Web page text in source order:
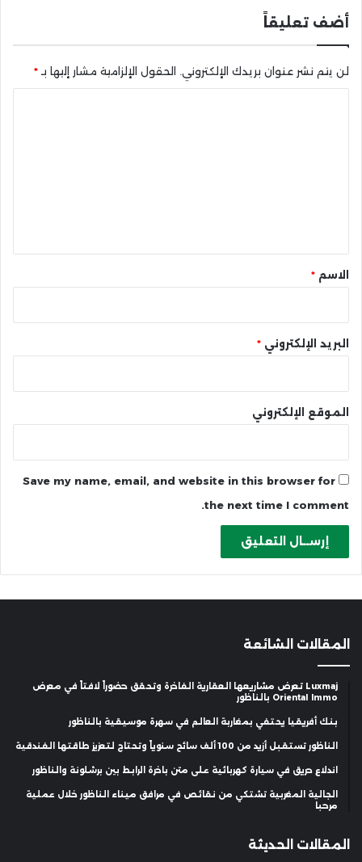
أضف تعليقاً
لن يتم نشر عنوان بريدك الإلكتروني. الحقول الإلزامية مشار إليها بـ *
* الاسم *
البريد الإلكتروني *
الموقع الإلكتروني
Save my name, email, and website in this browser for
the next time I comment.
المقالات الشائعة
Luxmaj تعرض مشاريعها العقارية الفاخرة وتحقق حضوراً لافتاً في معرض
Oriental Immo بالناظور
بنك أفريقيا يحتفي بمغاربة العالم في سهرة موسيقية بالناظور
الناظور تستقبل أزيد من 100 ألف سائح سنوياً وتحتاج لتعزيز طاقتها الفندقية
اندلاع حريق في سيارة كهربائية على متن باخرة الرابط بين برشلونة والناظور
الجالية المغربية تشتكي من نقائص في مرافق ميناء الناظور خلال عملية
مرحبا
المقالات الحديثة